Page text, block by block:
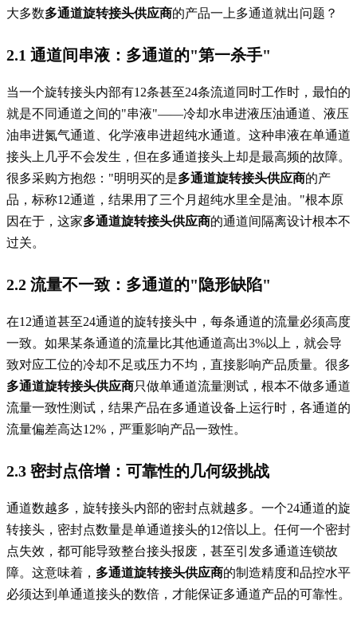
大多数多通道旋转接头供应商的产品一上多通道就出问题？
2.1 通道间串液：多通道的"第一杀手"
当一个旋转接头内部有12条甚至24条流道同时工作时，最怕的
就是不同通道之间的"串液"——冷却水串进液压油通道、液压
油串进氮气通道、化学液串进超纯水通道。这种串液在单通道
接头上几乎不会发生，但在多通道接头上却是最高频的故障。
很多采购方抱怨："明明买的是多通道旋转接头供应商的产
品，标称12通道，结果用了三个月超纯水里全是油。"根本原
因在于，这家多通道旋转接头供应商的通道间隔离设计根本不
过关。
2.2 流量不一致：多通道的"隐形缺陷"
在12通道甚至24通道的旋转接头中，每条通道的流量必须高度
一致。如果某条通道的流量比其他通道高出3%以上，就会导
致对应工位的冷却不足或压力不均，直接影响产品质量。很多
多通道旋转接头供应商只做单通道流量测试，根本不做多通道
流量一致性测试，结果产品在多通道设备上运行时，各通道的
流量偏差高达12%，严重影响产品一致性。
2.3 密封点倍增：可靠性的几何级挑战
通道数越多，旋转接头内部的密封点就越多。一个24通道的旋
转接头，密封点数量是单通道接头的12倍以上。任何一个密封
点失效，都可能导致整台接头报废，甚至引发多通道连锁故
障。这意味着， 多通道旋转接头供应商的制造精度和品控水平
必须达到单通道接头的数倍，才能保证多通道产品的可靠性。